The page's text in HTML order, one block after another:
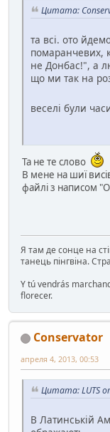
Цитата:
та всі. ото
помаранчевих,
не Донбас!", а
що ми так на
веселі були
Та не те слово
В мене на шиї
файлі з написом
Я там де сонце на
танець пінгвіна.
Y tú vendrás
florecer.
Conservator
апреля 4, 2013, 00:53
Цитата: LUTS
В Латинській